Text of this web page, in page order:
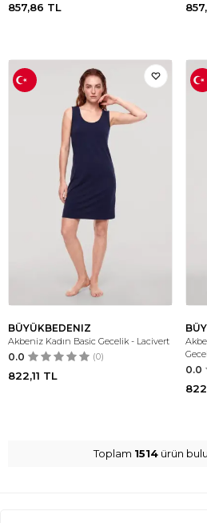
857,86 TL
BÜYÜKBEDENIZ
Akbeniz Kadın Basic Gecelik - Lacivert
0.0 (0)
822,11 TL 0.0
Toplam 1514 ürün